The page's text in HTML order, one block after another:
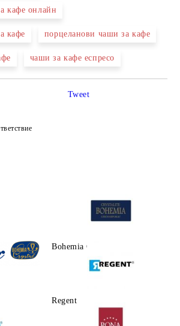
кафе онлайн
кафе порцеланови чаши за кафе
чаши за кафе еспресо
Tweet
Bohemia Crystalite
Regent